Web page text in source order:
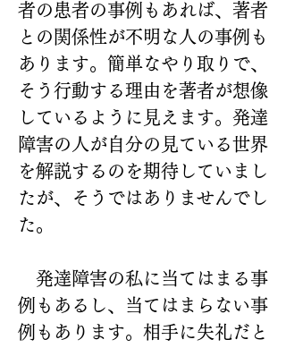
者の患者の事例もあれば、著者
との関係性が不明な人の事例も
あります。簡単なやり取りで、
そう行動する理由を著者が想像
しているように見えます。発達
障害の人が自分の見ている世界
を解説するのを期待していまし
たが、そうではありませんでし
た。
発達障害の私に当てはまる事
例もあるし、当てはまらない事
例もあります。相手に失礼だと